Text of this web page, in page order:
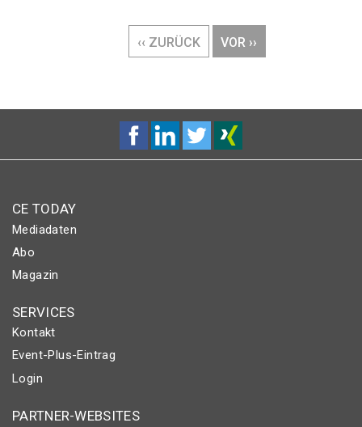
VORHERIGE
SEITE
‹‹ ZURÜCK
NÄCHSTE
SEITE
VOR ››
CE TODAY
Mediadaten
Abo
Magazin
SERVICES
Kontakt
Event-Plus-Eintrag
Login
PARTNER-WEBSITES